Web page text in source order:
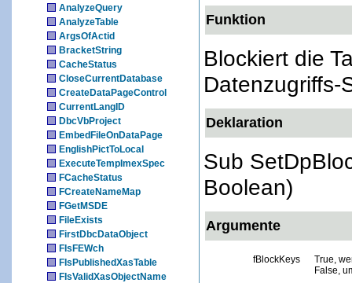
AnalyzeQuery
AnalyzeTable
ArgsOfActid
BracketString
CacheStatus
CloseCurrentDatabase
CreateDataPageControl
CurrentLangID
DbcVbProject
EmbedFileOnDataPage
EnglishPictToLocal
ExecuteTempImexSpec
FCacheStatus
FCreateNameMap
FGetMSDE
FileExists
FirstDbcDataObject
FIsFEWch
FIsPublishedXasTable
FIsValidXasObjectName
Funktion
Blockiert die
Datenzugriffs-
Deklaration
Sub
Boolean)
Argumente
fBlockKeys
True,
False,